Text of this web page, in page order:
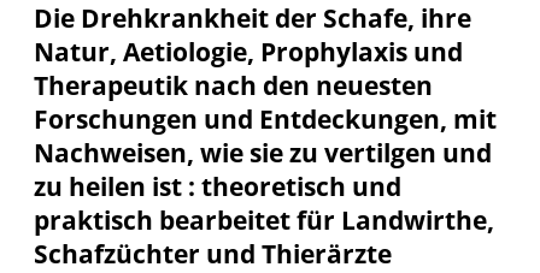
Die Drehkrankheit der Schafe, ihre
Natur, Aetiologie, Prophylaxis und
Therapeutik nach den neuesten
Forschungen und Entdeckungen, mit
Nachweisen, wie sie zu vertilgen und
zu heilen ist : theoretisch und
praktisch bearbeitet für Landwirthe,
Schafzüchter und Thierärzte